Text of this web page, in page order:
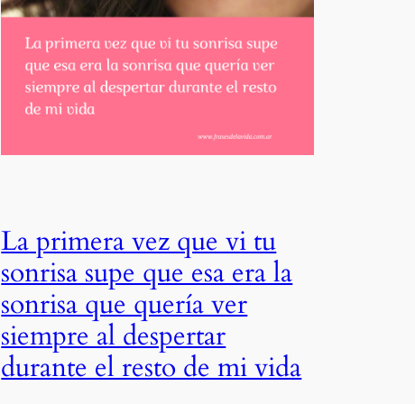
La primera vez que vi tu
sonrisa supe que esa era la
sonrisa que quería ver
siempre al despertar
durante el resto de mi vida